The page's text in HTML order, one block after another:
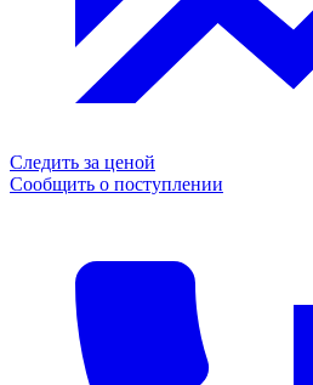
Следить за ценой
Сообщить о поступлении